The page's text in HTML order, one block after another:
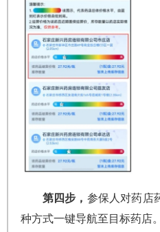
第四步， 参保人对药店
种方式一键导航至目标药店